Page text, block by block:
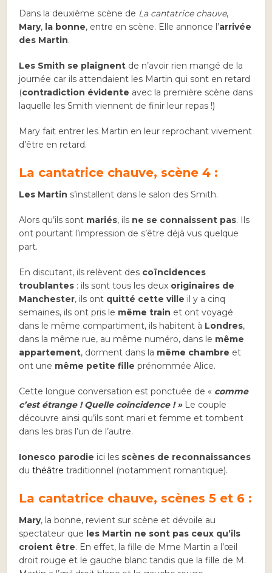
Dans la deuxième scène de La cantatrice chauve,
Mary, la bonne, entre en scène. Elle annonce l’arrivée
des Martin.
Les Smith se plaignent de n’avoir rien mangé de la
journée car ils attendaient les Martin qui sont en retard
(contradiction évidente avec la première scène dans
laquelle les Smith viennent de finir leur repas !)
Mary fait entrer les Martin en leur reprochant vivement
d’être en retard.
La cantatrice chauve, scène 4 :
Les Martin s’installent dans le salon des Smith.
Alors qu’ils sont mariés, ils ne se connaissent pas. Ils
ont pourtant l’impression de s’être déjà vus quelque
part.
En discutant, ils relèvent des coïncidences
troublantes : ils sont tous les deux originaires de
Manchester, ils ont quitté cette ville il y a cinq
semaines, ils ont pris le même train et ont voyagé
dans le même compartiment, ils habitent à Londres,
dans la même rue, au même numéro, dans le même
appartement, dorment dans la même chambre et
ont une même petite fille prénommée Alice.
Cette longue conversation est ponctuée de « comme
c’est étrange ! Quelle coïncidence ! »Le couple
découvre ainsi qu’ils sont mari et femme et tombent
dans les bras l’un de l’autre.
Ionesco parodie ici les scènes de reconnaissances
du théâtre traditionnel (notamment romantique).
La cantatrice chauve, scènes 5 et 6 :
Mary, la bonne, revient sur scène et dévoile au
spectateur que les Martin ne sont pas ceux qu’ils
croient être. En effet, la fille de Mme Martin a l’œil
droit rouge et le gauche blanc tandis que la fille de M.